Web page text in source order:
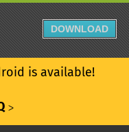
is available!
ᐳ
DOWNLOAD